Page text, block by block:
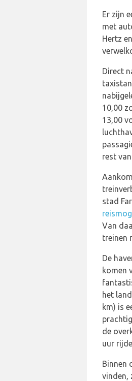
Er zijn
met
Hertz
Direct
10,00
13,00
rest
stad
Van
treinen
De
komen
het
km) is
de
uur
Binnen
vinden,